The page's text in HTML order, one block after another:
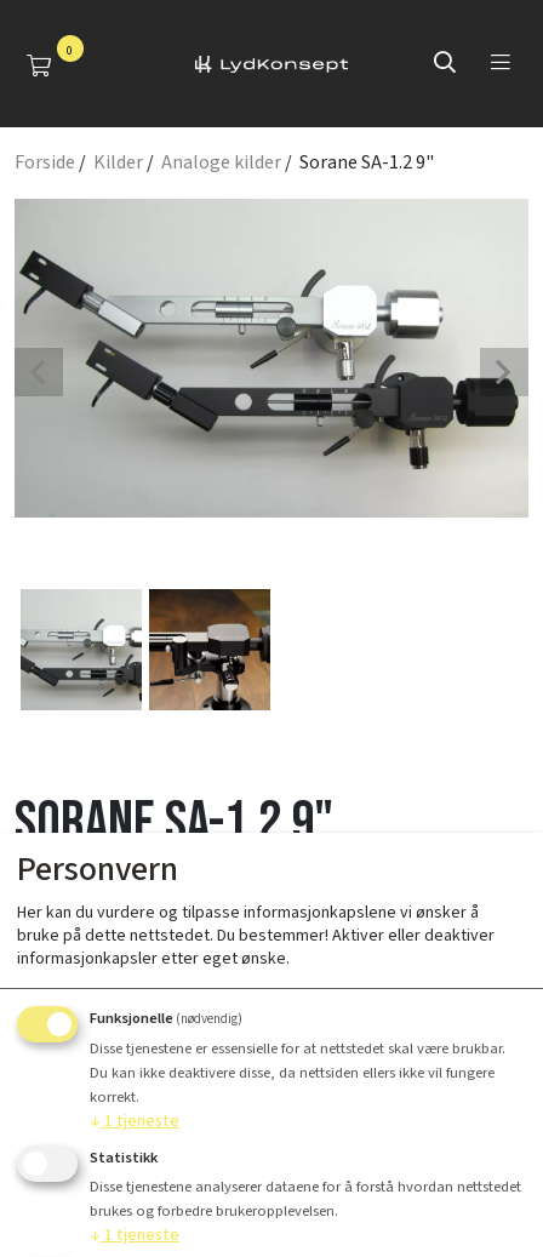
0
Forside / Kilder/ Analoge kilder/ Sorane SA-1.2 9"
Sorane SA-1.2 9"
Antall
Kjøp
Personvern
Her kan du vurdere og tilpasse informasjonkapslene vi ønsker å
bruke på dette nettstedet. Du bestemmer! Aktiver eller deaktiver
informasjonkapsler etter eget ønske.
Funksjonelle (nødvendig)
Disse tjenestene er essensielle for at nettstedet skal være brukbar.
Du kan ikke deaktivere disse, da nettsiden ellers ikke vil fungere
korrekt.
↓ 1tjeneste
Statistikk
Disse tjenestene analyserer dataene for å forstå hvordan nettstedet
brukes og forbedre brukeropplevelsen.
↓ 1tjeneste